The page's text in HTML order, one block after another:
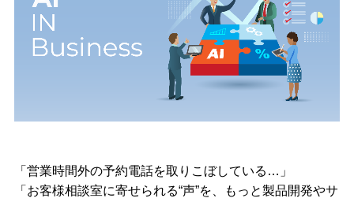
「営業時間外の予約電話を取りこぼしている…」
「お客様相談室に寄せられる“声”を、もっと製品開発やサ